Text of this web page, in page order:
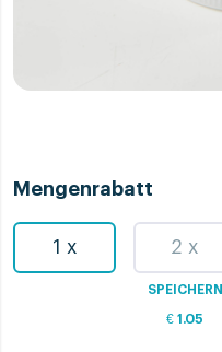
Mengenrabatt
1 x 2 x
SPEICHERN
€ 1.05